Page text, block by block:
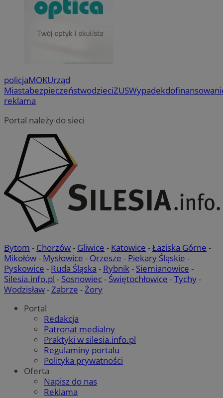
policjaMOKUrząd
MiastabezpieczeństwodzieciZUSWypadek
reklama
Portal należy do sieci
Bytom - Chorzów- Gliwice - Katowice -Łaziska Górne -
Mikołów- Mysłowice - Orzesze - Piekary Śląskie -
Pyskowice - Ruda Śląska - Rybnik- Siemianowice -
Silesia.info.pl - Sosnowiec- Świętochłowice -Tychy-
Wodzisław-Zabrze -Żory
Portal
Redakcja
Patronat medialny
Praktyki w silesia.info.pl
Regulaminy portalu
Polityka prywatności
Oferta
Napisz do nas
Reklama